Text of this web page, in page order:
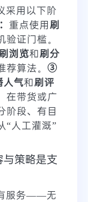
采用以下阶
重点使用刷
证门槛。
刷浏览和刷分
算法。 ③
人气和刷评
在带货或广
阶段、有目
“人工灌溉”
策略是支
服务——无